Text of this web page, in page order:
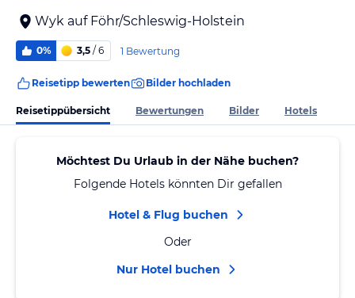
Wyk auf Föhr/Schleswig-Holstein
0% 3,5 / 6 1 Bewertung
Reisetipp bewerten Bilder hochladen
Reisetippübersicht Bewertungen Bilder Hotels
Möchtest Du Urlaub in der Nähe buchen?
Folgende Hotels könnten Dir gefallen
Hotel & Flug buchen
Oder
Nur Hotel buchen